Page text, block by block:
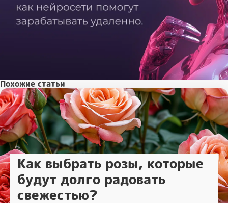
Похожие статьи
Как выбрать розы, которые
будут долго радовать
свежестью?